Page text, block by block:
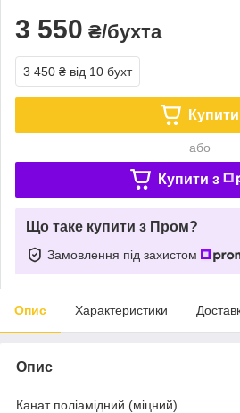
3 550 ₴/бухта
3 450 ₴ від 10 бухт
Купити
або
Купити з
Що таке купити з Пром?
Замовлення під захистом
Опис Характеристики
Опис
Канат поліамідний (міцний).